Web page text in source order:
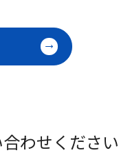
わせください